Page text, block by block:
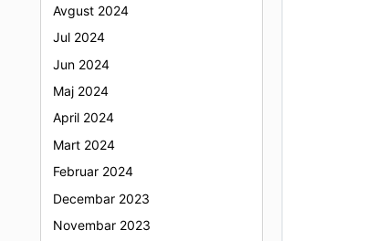
Avgust 2024
Jul 2024
Jun 2024
Maj 2024
April 2024
Mart 2024
Februar 2024
Decembar 2023
Novembar 2023